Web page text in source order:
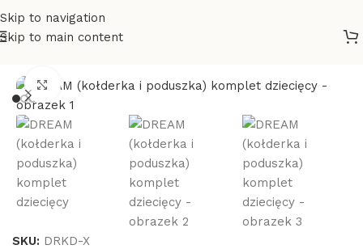
Skip to navigation
Skip to main content
Click to enlarge
SKU: DRKD-X